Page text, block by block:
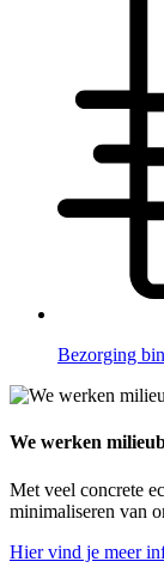
Bezorging
We werken
Met veel concrete
minimaliseren van
Hier vind je meer